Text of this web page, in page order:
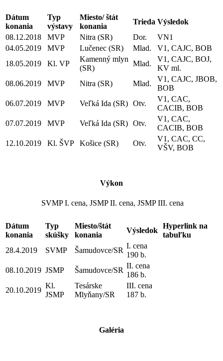
Dátum
konania
Typ
výstavy
Miesto/ štát
konania
Trieda Výsledok
08.12.2018
MVP Nitra (SR) Dor.
VN1
04.05.2019
MVP Lučenec (SR) Mlad.
V1, CAJC, BOB
18.05.2019
Kl. VP
Kamenný mlyn
(SR)
Mlad.
V1, CAJC, BOJ,
KV ml.
08.06.2019
MVP Nitra (SR) Mlad.
V1, CAJC, JBOB,
BOB
06.07.2019
MVP Veľká Ida (SR) Otv.
V1, CAC,
CACIB, BOB
07.07.2019
MVP Veľká Ida (SR) Otv.
V1, CAC,
CACIB, BOB
12.10.2019
Kl. ŠVP Košice (SR) Otv.
V1, CAC, CC,
VŠV, BOB
Výkon
SVMP I. cena, JSMP II. cena, JSMP III. cena
Dátum
konania
Typ
skúšky
Miesto/štát
konania
Výsledok
Hyperlink na
tabuľku
28.4.2019
SVMP Šamudovce/SR
I. cena
190 b.
08.10.2019 JSMP Šamudovce/SR
II. cena
186 b.
20.10.2019
Kl.
JSMP
Tesárske
Mlyňany/SR
III. cena
187 b.
Galéria